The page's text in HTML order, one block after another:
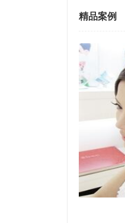
精品案例